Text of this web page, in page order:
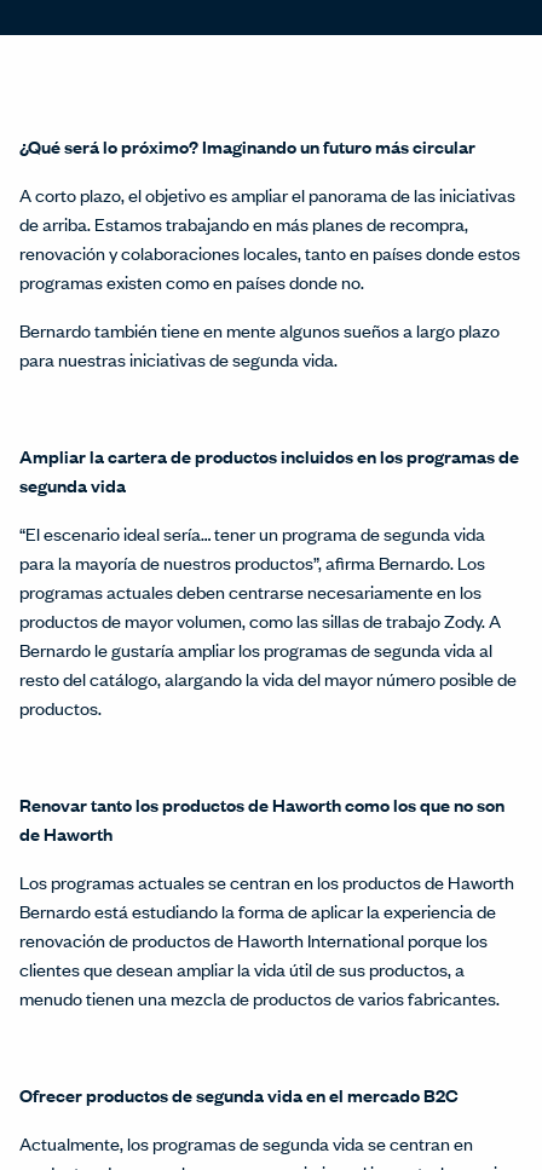
¿Qué será lo próximo? Imaginando un futuro más circular
A corto plazo, el objetivo es ampliar el panorama de las iniciativas
de arriba. Estamos trabajando en más planes de recompra,
renovación y colaboraciones locales, tanto en países donde estos
programas existen como en países donde no.
Bernardo también tiene en mente algunos sueños a largo plazo
para nuestras iniciativas de segunda vida.
Ampliar la cartera de productos incluidos en los programas de
segunda vida
“El escenario ideal sería… tener un programa de segunda vida
para la mayoría de nuestros productos”, afirma Bernardo. Los
programas actuales deben centrarse necesariamente en los
productos de mayor volumen, como las sillas de trabajo Zody. A
Bernardo le gustaría ampliar los programas de segunda vida al
resto del catálogo, alargando la vida del mayor número posible de
productos.
Renovar tanto los productos de Haworth como los que no son
de Haworth
Los programas actuales se centran en los productos de Haworth
Bernardo está estudiando la forma de aplicar la experiencia de
renovación de productos de Haworth International porque los
clientes que desean ampliar la vida útil de sus productos, a
menudo tienen una mezcla de productos de varios fabricantes.
Ofrecer productos de segunda vida en el mercado B2C
Actualmente, los programas de segunda vida se centran en